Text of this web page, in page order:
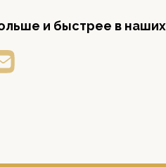
и быстрее в наших